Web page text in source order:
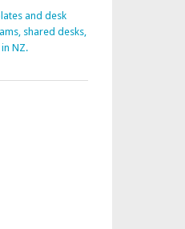
and desk
shared desks,
NZ.